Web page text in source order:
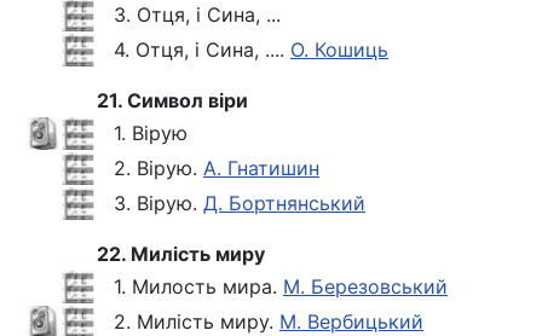
3. Отця, і Сина, ...
4. Отця, і Сина, .... О. Кошиць
21. Символ віри
1. Вірую
2. Вірую. А. Гнатишин
3. Вірую. Д. Бортнянський
22. Милість миру
1. Милость мира. М. Березовський
2. Милість миру. М. Вербицький